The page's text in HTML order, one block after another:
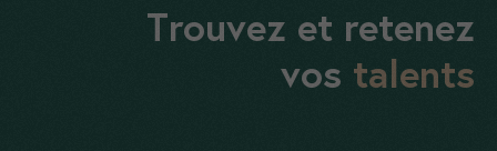
Trouvez et retenez
vos talents